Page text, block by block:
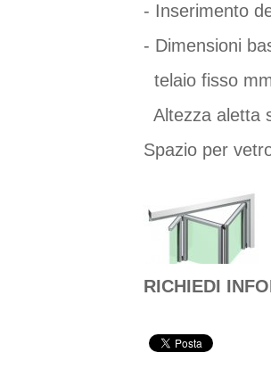
- Inserimento
- Dimensioni
telaio fisso
Altezza aletta
Spazio per
RICHIEDI